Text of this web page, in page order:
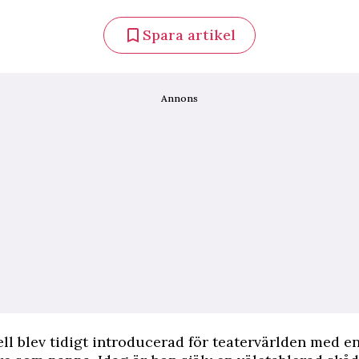
Spara artikel
Annons
blev tidigt introducerad för teatervärlden med